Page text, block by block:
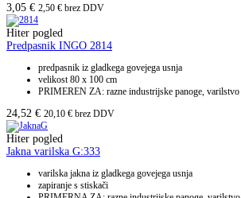
3,05 € 2,50 € brez DDV
Hiter pogled
Predpasnik INGO 2814
predpasnik iz gladkega govejega usnja
velikost 80 x 100 cm
PRIMEREN ZA: razne industrijske panoge, varilstvo
24,52 € 20,10 € brez DDV
Hiter pogled
Jakna varilska G:333
varilska jakna iz gladkega govejega usnja
zapiranje s stiskači